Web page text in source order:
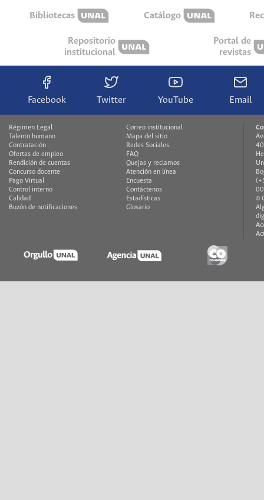
Bibliotecas Catálogo
Repositorio
institucional
Portal de
revistas
Facebook Twitter YouTube Email
Régimen Legal
Talento humano
Contratación
Ofertas de empleo
Rendición de cuentas
Concurso docente
Pago Virtual
Control interno
Calidad
Buzón de notificaciones
Correo institucional
Mapa del sitio
Redes Sociales
FAQ
Quejas y reclamos
Atención en línea
Encuesta
Contáctenos
Estadísticas
Glosario
©